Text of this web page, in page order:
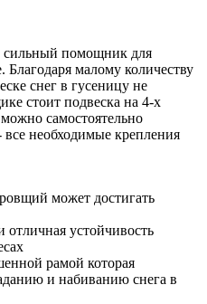
сильный помощник для
Благодаря малому количеству
снег в гусеницу не
стоит подвеска на 4-х
самостоятельно
все необходимые крепления
может достигать
устойчивость
рамой которая
и набиванию снега в